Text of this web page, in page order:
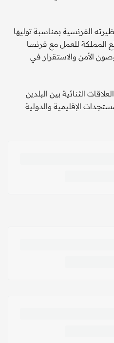
الفرنسية بمناسبة توليها
المملكة للعمل مع فرنسا
الأمن والاستقرار في
الثنائية بين البلدين
الإقليمية والدولية